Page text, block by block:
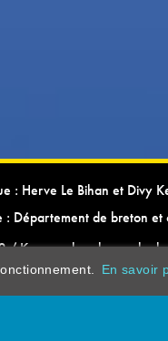
: Herve Le Bihan et Divy
: Département de breton et
/ Kevrenn brezhoneg ha
En savoir